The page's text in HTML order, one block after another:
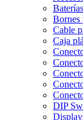
Baterías
Bornes
Cable
Caja
DIP